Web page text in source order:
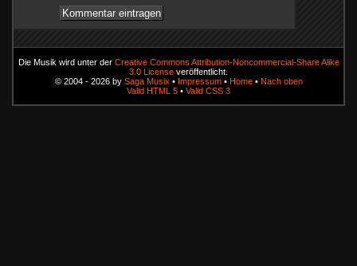
Die Musik wird unter der Creative Commons Attribution-Noncommercial-Share Alike
3.0 License veröffentlicht.
© 2004 - 2026 by Saga Musix • Impressum• Home• Nach oben
Valid HTML 5 • Valid CSS 3